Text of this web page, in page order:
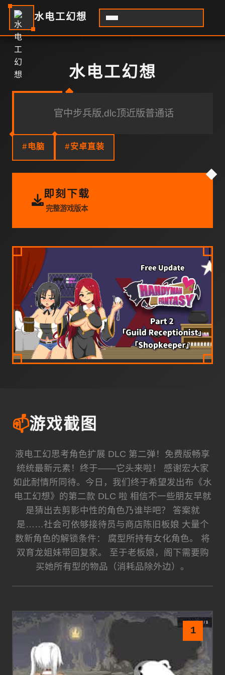
水电工幻想
水电工幻想
官中步兵版,dlc顶近版普通话
#电脑 #安卓直装
即刻下载
完整游戏版本
📫游戏截图
液电工幻思考角色扩展 DLC 第二弹！免费版畅享
统统最新元素！终于——它头来啦！ 感谢宏大家
如此耐情所同待。今日，我们终于希望发出布《水
电工幻想》的第二款 DLC 啦 相信不一些朋友早就
是猜出去剪影中性的角色乃谁毕吧？ 答案就
是……社会可依够接待员与商店陈旧板娘 大量个
数新角色的解锁条件： 腐型所持有女化角色。 将
双育龙姐妹带回复家。 至于老板娘，阁下需要购
买她所有型的物品（消耗品除外边）。
1